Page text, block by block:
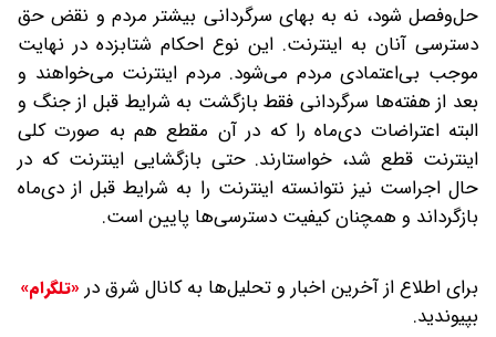
حل‌وفصل شود، نه به بهای سرگردانی بیشتر مردم و نقض حق
دسترسی آنان به اینترنت. این نوع احکام شتابزده در نهایت
موجب بی‌اعتمادی مردم می‌شود‌. مردم اینترنت می‌خواهند و
بعد از هفته‌ها سرگردانی فقط بازگشت به شرایط قبل از جنگ و
البته اعتراضات دی‌‌ماه را که در آن مقطع هم به صورت کلی
اینترنت قطع شد، خواستارند. حتی بازگشایی اینترنت که در
حال اجرا‌ست نیز نتوانسته اینترنت را به شرایط قبل از دی‌ماه
بازگرداند و همچنان کیفیت دسترسی‌ها پایین است.‌
برای اطلاع از آخرین اخبار و تحلیل‌ها به کانال شرق در «تلگرام»
بپیوندید.